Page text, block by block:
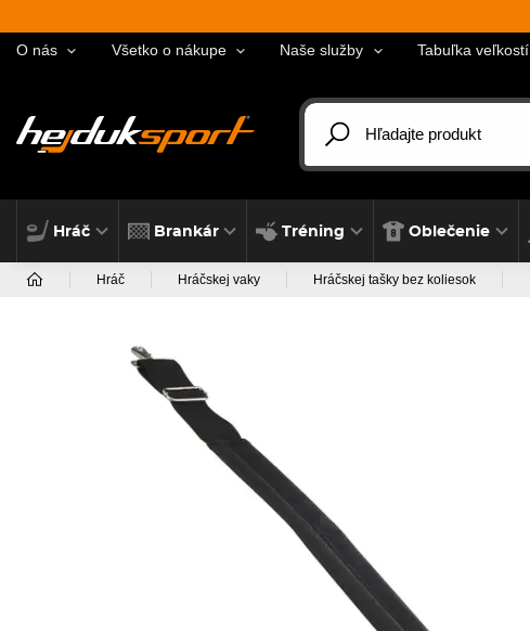
O nás Všetko o nákupe Naše služby Tabuľka veľkostí
Hráč Brankár Tréning Oblečenie
Hráč Hráčskej vaky Hráčskej tašky bez koliesok